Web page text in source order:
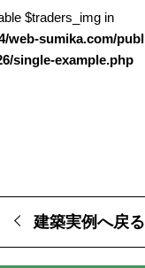
$traders_img in
web-sumika.com/
single-example.php
建築実例へ戻る